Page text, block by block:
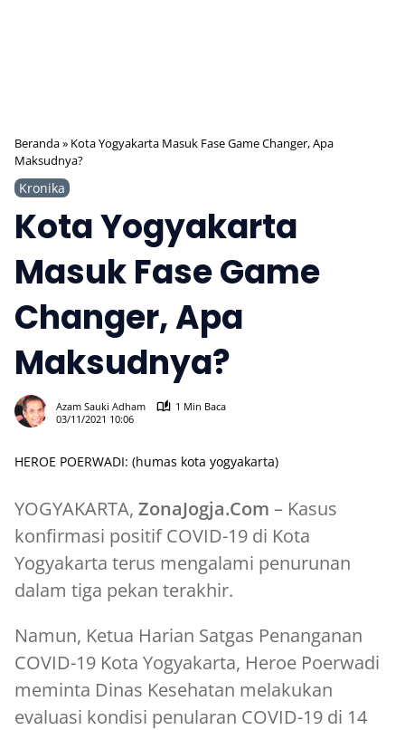
Beranda» Kota Yogyakarta Masuk Fase Game Changer, Apa
Maksudnya?
Kronika
Kota Yogyakarta
Masuk Fase Game
Changer, Apa
Maksudnya?
Azam Sauki Adham
1 Min Baca
03/11/2021 10:06
HEROE POERWADI: (humas kota yogyakarta)
YOGYAKARTA, ZonaJogja.Com – Kasus
konfirmasi positif COVID-19 di Kota
Yogyakarta terus mengalami penurunan
dalam tiga pekan terakhir.
Namun, Ketua Harian Satgas Penanganan
COVID-19 Kota Yogyakarta, Heroe Poerwadi
meminta Dinas Kesehatan melakukan
evaluasi kondisi penularan COVID-19 di 14